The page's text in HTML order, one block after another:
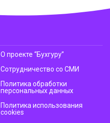
О проекте “Бухгуру”
Сотрудничество со СМИ
Политика обработки
персональных данных
Политика использования
cookies